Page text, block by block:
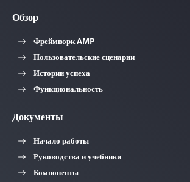
Обзор
Фреймворк AMP
Пользовательские сценарии
Истории успеха
Функциональность
Документы
Начало работы
Руководства и учебники
Компоненты